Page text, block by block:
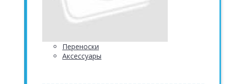
Переноски
Аксессуары